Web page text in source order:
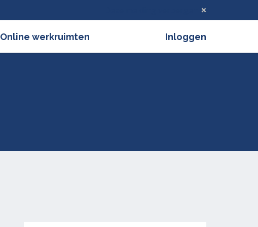
Online werkruimten Inloggen